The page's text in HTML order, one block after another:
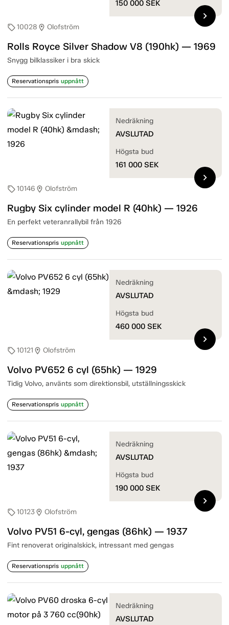
sell10028 location_on Olofström
Rolls Royce Silver Shadow V8 (190hk) — 1969
Snygg bilklassiker i bra skick
Reservationspris uppnått
150 000 SEK
chevron_right
sell10146 location_on Olofström
Rugby Six cylinder model R (40hk) — 1926
En perfekt veteranrallybil från 1926
Reservationspris uppnått
Nedräkning
AVSLUTAD
Högsta bud
161 000 SEK
chevron_right
sell10121 location_on Olofström
Volvo PV652 6 cyl (65hk) — 1929
Tidig Volvo, använts som direktionsbil, utställningsskick
Reservationspris uppnått
Nedräkning
AVSLUTAD
Högsta bud
460 000 SEK
chevron_right
sell10123location_on Olofström
Volvo PV51 6-cyl, gengas (86hk) — 1937
Fint renoverat originalskick, intressant med gengas
Reservationspris uppnått
Nedräkning
AVSLUTAD
Högsta bud
190 000 SEK
chevron_right
Nedräkning
AVSLUTAD